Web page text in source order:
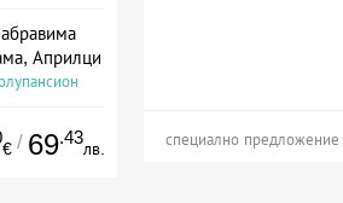
Априлци
€ / 69.43
лв. специално предложение